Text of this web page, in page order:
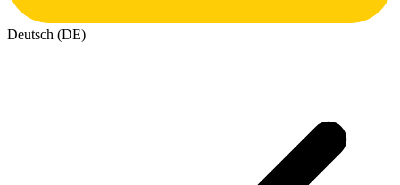
Deutsch (DE)